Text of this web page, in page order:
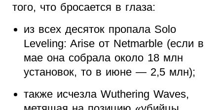
того, что бросается в глаза:
из всех десяток пропала Solo
Leveling: Arise от Netmarble (если в
мае она собрала около 18 млн
установок, то в июне — 2,5 млн);
также исчезла Wuthering Waves,